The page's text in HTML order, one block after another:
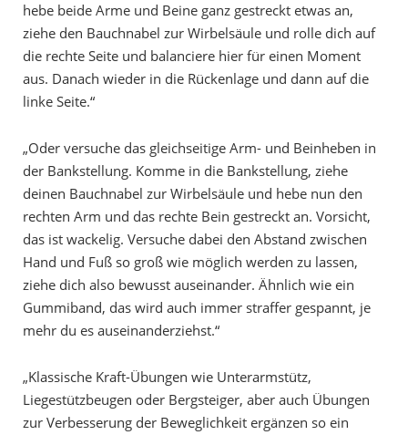
hebe beide Arme und Beine ganz gestreckt etwas an,
ziehe den Bauchnabel zur Wirbelsäule und rolle dich auf
die rechte Seite und balanciere hier für einen Moment
aus. Danach wieder in die Rückenlage und dann auf die
linke Seite.“
„Oder versuche das gleichseitige Arm- und Beinheben in
der Bankstellung. Komme in die Bankstellung, ziehe
deinen Bauchnabel zur Wirbelsäule und hebe nun den
rechten Arm und das rechte Bein gestreckt an. Vorsicht,
das ist wackelig. Versuche dabei den Abstand zwischen
Hand und Fuß so groß wie möglich werden zu lassen,
ziehe dich also bewusst auseinander. Ähnlich wie ein
Gummiband, das wird auch immer straffer gespannt, je
mehr du es auseinanderziehst.“
„Klassische Kraft-Übungen wie Unterarmstütz,
Liegestützbeugen oder Bergsteiger, aber auch Übungen
zur Verbesserung der Beweglichkeit ergänzen so ein